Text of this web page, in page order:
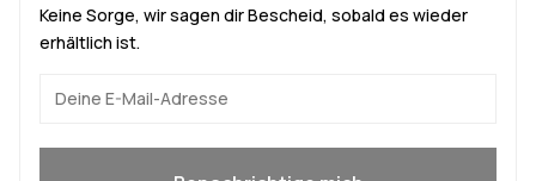
Keine Sorge, wir sagen dir Bescheid, sobald es wieder
erhältlich ist.